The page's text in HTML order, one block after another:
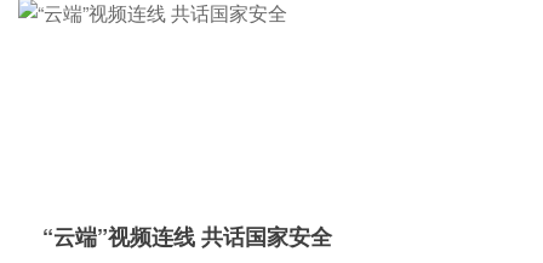
“云端”视频连线 共话国家安全